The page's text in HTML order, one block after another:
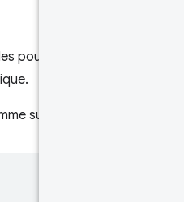
pourcentages de
suit: